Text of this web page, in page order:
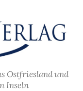
Ostfriesland und
Inseln